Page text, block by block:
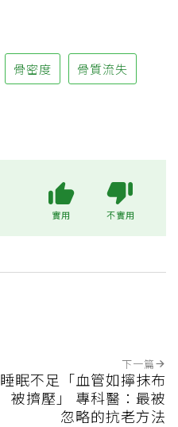
骨密度 骨質流失
實用 不實用
下一篇
睡眠不足「血管如擰抹布
被擠壓」 專科醫：最被
忽略的抗老方法